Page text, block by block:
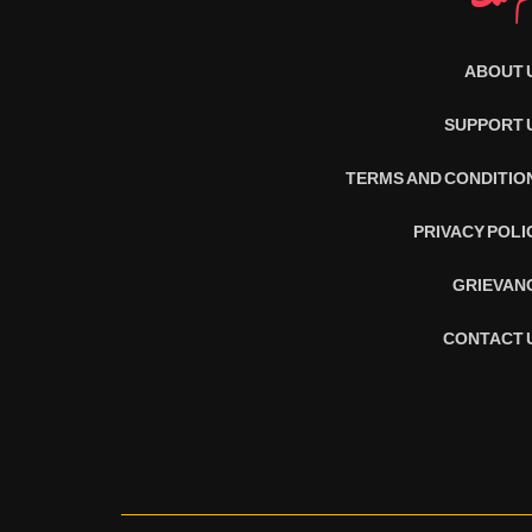
ABOUT
SUPPORT
TERMS AND
PRIVACY
CONTACT